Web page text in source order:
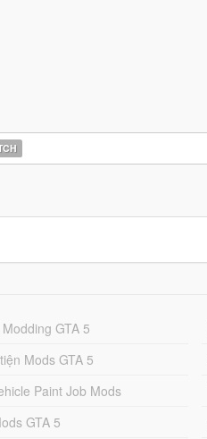
GTA 5
Mods GTA 5
Paint Job Mods
GTA 5